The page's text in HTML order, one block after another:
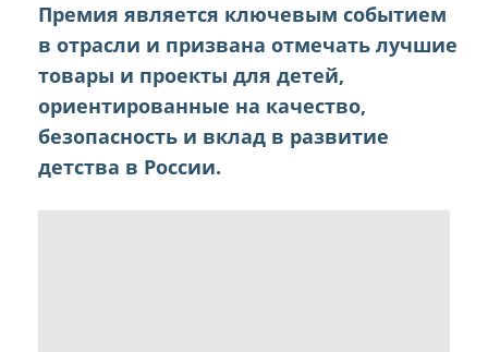
Премия является ключевым событием
в отрасли и призвана отмечать лучшие
товары и проекты для детей,
ориентированные на качество,
безопасность и вклад в развитие
детства в России.